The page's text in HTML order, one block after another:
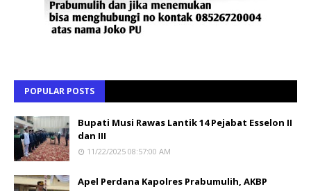
POPULAR POSTS
Bupati Musi Rawas Lantik 14 Pejabat Esselon II
dan III
11/22/2025 08:57:00 AM
Apel Perdana Kapolres Prabumulih, AKBP